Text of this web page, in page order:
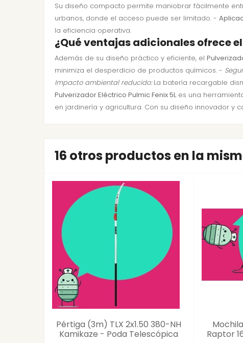
Su diseño compacto permite maniobrar fácilmente
urbanos, donde el acceso puede ser limitado. -
la eficiencia operativa.
¿Qué ventajas adicionales ofrece
Además de su diseño práctico y eficiente, el
minimiza el desperdicio de productos químicos. -
Impacto ambiental reducido:La batería recargable
Pulverizador Eléctrico Pulmic Fenix 5Les una
en jardinería y agricultura. Con su diseño innovador y
16 otros productos en la
Pértiga (3m) TLX 2x1.50 380-NH
Kamikaze - Poda Telescópica
Raptor